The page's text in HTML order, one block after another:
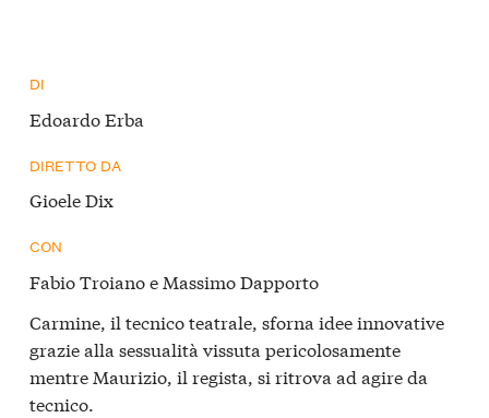
DI
Edoardo Erba
DIRETTO DA
Gioele Dix
CON
Fabio Troiano e Massimo Dapporto
Carmine, il tecnico teatrale, sforna idee innovative
grazie alla sessualità vissuta pericolosamente
mentre Maurizio, il regista, si ritrova ad agire da
tecnico.